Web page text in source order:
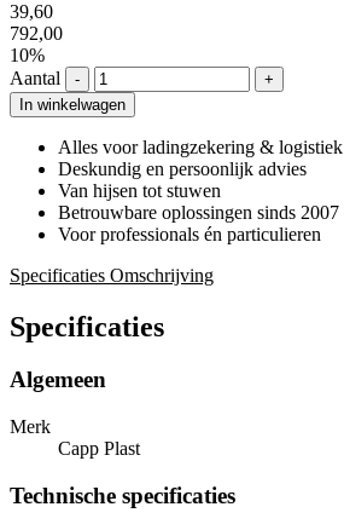
39,60
792,00
10%
Aantal
-
+
In winkelwagen
Alles voor ladingzekering & logistiek
Deskundig en persoonlijk advies
Van hijsen tot stuwen
Betrouwbare oplossingen sinds 2007
Voor professionals én particulieren
Specificaties Omschrijving
Specificaties
Algemeen
Merk
Capp Plast
Technische specificaties